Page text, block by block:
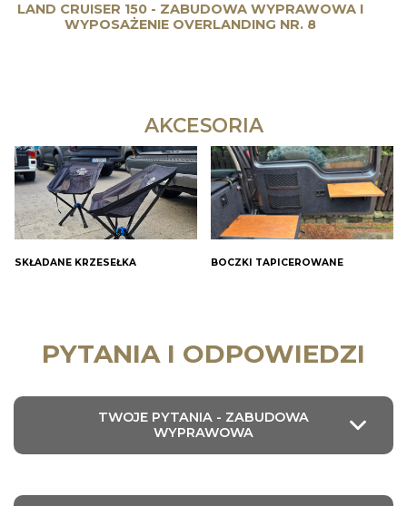
LAND CRUISER 150 - ZABUDOWA WYPRAWOWA I
WYPOSAŻENIE OVERLANDING NR. 8
AKCESORIA
SKŁADANE KRZESEŁKA BOCZKI TAPICEROWANE
PYTANIA I ODPOWIEDZI
TWOJE PYTANIA - ZABUDOWA
WYPRAWOWA